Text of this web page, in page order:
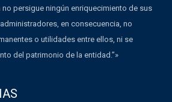
no persigue ningún enriquecimiento de sus
en consecuencia, no
o utilidades entre ellos, ni se
del patrimonio de la entidad.”»